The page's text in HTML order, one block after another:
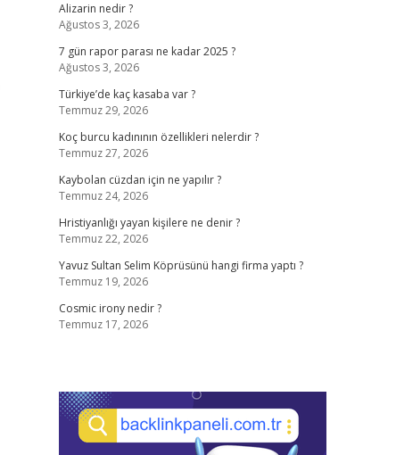
Alizarin nedir ?
Ağustos 3, 2026
7 gün rapor parası ne kadar 2025 ?
Ağustos 3, 2026
Türkiye’de kaç kasaba var ?
Temmuz 29, 2026
Koç burcu kadınının özellikleri nelerdir ?
Temmuz 27, 2026
Kaybolan cüzdan için ne yapılır ?
Temmuz 24, 2026
Hristiyanlığı yayan kişilere ne denir ?
Temmuz 22, 2026
Yavuz Sultan Selim Köprüsünü hangi firma yaptı ?
Temmuz 19, 2026
Cosmic irony nedir ?
Temmuz 17, 2026